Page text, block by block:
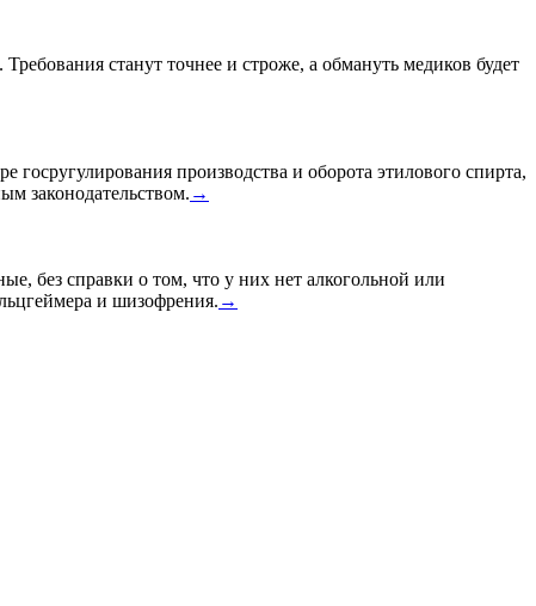
станут точнее и строже, а обмануть медиков будет
госругулирования производства и оборота этилового спирта,
законодательством. →
без справки о том, что у них нет алкогольной или
и шизофрения. →